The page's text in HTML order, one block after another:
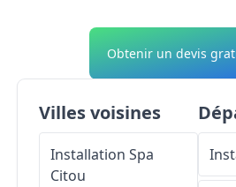
Obtenir un devis
Villes voisines
Installation Spa
Citou